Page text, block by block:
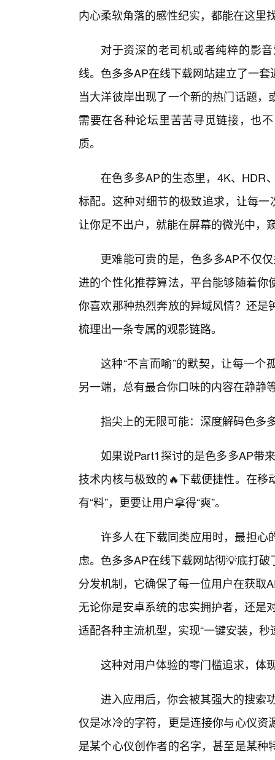
内心柔软角落的感性纪实，都能在这里
对于资深的老司机或者纯粹的影
线。色多多AP在线下载网站建立了一
当大洋彼岸出现了一个新的热门话题
需要在各种论坛里苦苦寻觅链接，也
质。
在色多多AP的生态里，4K、HDR
标配。这种对细节的极致追求，让每
让你足不出户，就能在屏幕的微光中，
更难能可贵的是，色多多AP不仅
进的个性化推荐算法，平台能够随着
你喜欢那种热烈奔放的异域风情？还
梳理出一条专属的观影链路。
这种“不言而喻”的默契，让每一
另一端，总有最合你口味的内容在静静
指尖上的无限可能：深度解码色多
如果说Part1探讨的是色多多AP带
技术内核与极致的🔥下载便捷性。在
有“料”，更要让用户拿得“爽”。
许多人在下载同类应用时，最担心
虑。色多多AP在线下载网站彻💡底打
分发机制，它确保了每一位用户在获取
无论你是安卓系统的忠实拥护者，还是
适配各种主流机型，实现“一键安装，秒
这种对用户体验的零门槛追求，体
进入应用后，你会被其强大的搜索
仅是冰冷的字符，更是连接你与心仪
是某个心仪创作者的名字，甚至是某